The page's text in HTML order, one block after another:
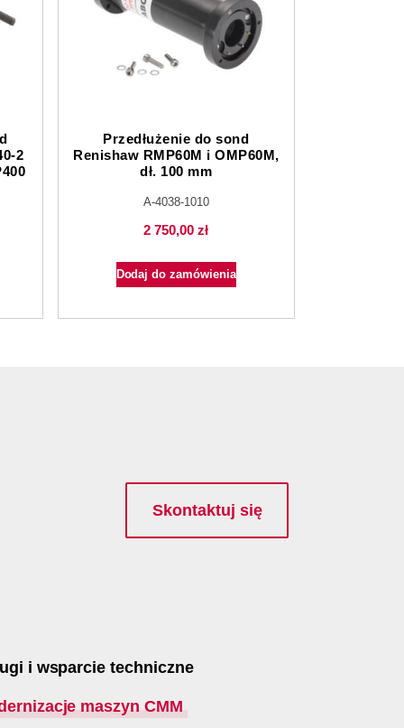
2
Przedłużenie do sond
Renishaw RMP60M i OMP60M,
dł. 100 mm
A-4038-1010
2 750,00zł
Dodaj do zamówienia
Skontaktuj się
i wsparcie techniczne
maszyn CMM